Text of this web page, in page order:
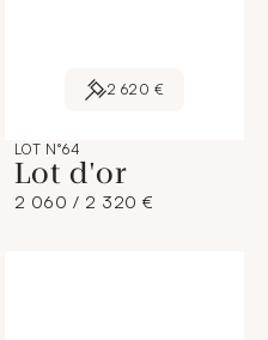
2 620 €
LOT N°64
Lot d'or
2 060 / 2 320 €